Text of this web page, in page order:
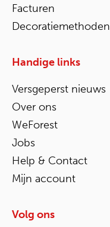
Facturen
Decoratiemethoden
Handige links
Versgeperst nieuws
Over ons
WeForest
Jobs
Help & Contact
Mijn account
Volg ons